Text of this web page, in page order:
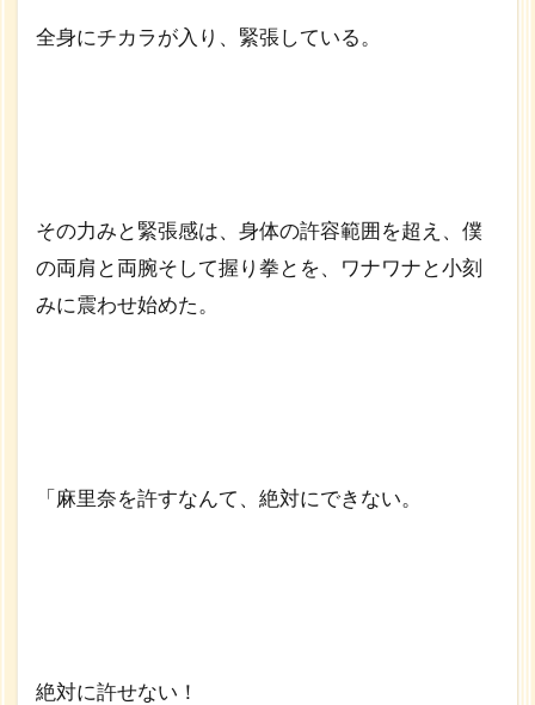
全身にチカラが入り、緊張している。
その力みと緊張感は、身体の許容範囲を超え、僕
の両肩と両腕そして握り拳とを、ワナワナと小刻
みに震わせ始めた。
「麻里奈を許すなんて、絶対にできない。
絶対に許せない！